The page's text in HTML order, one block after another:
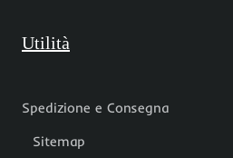
Utilità
Spedizione e Consegna
Sitemap